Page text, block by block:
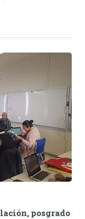
posgrado